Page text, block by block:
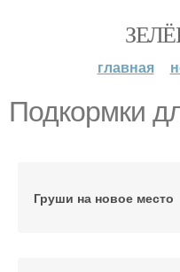
главная
Подкормки
Груши на новое место